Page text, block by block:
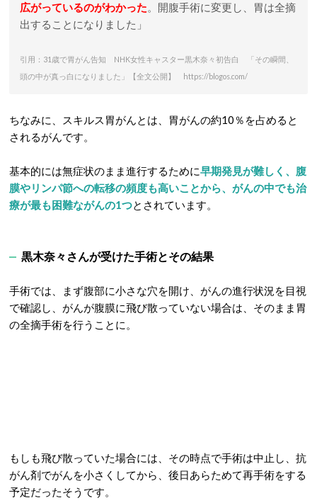
広がっているのがわかった。開腹手術に変更し、胃は全摘
出することになりました」
引用：31歳で胃がん告知 NHK女性キャスター黒木奈々初告白 「その瞬間、
頭の中が真っ白になりました」【全文公開】 https://blogos.com/
ちなみに、スキルス胃がんとは、胃がんの約10％を占めると
されるがんです。
基本的には無症状のまま進行するために早期発見が難しく、腹
膜やリンパ節への転移の頻度も高いことから、がんの中でも治
療が最も困難ながんの1つとされています。
黒木奈々さんが受けた手術とその結果
手術では、まず腹部に小さな穴を開け、がんの進行状況を目視
で確認し、がんが腹膜に飛び散っていない場合は、そのまま胃
の全摘手術を行うことに。
もしも飛び散っていた場合には、その時点で手術は中止し、抗
がん剤でがんを小さくしてから、後日あらためて再手術をする
予定だったそうです。